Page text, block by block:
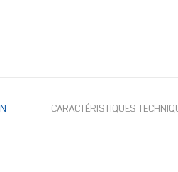
CARACTÉRISTIQUES